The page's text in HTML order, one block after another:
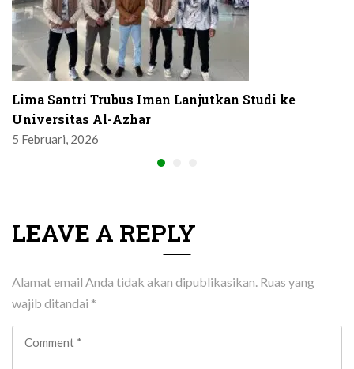
Lima Santri Trubus Iman Lanjutkan Studi ke
Universitas Al-Azhar
5 Februari, 2026
LEAVE A REPLY
Alamat email Anda tidak akan dipublikasikan. Ruas yang
wajib ditandai *